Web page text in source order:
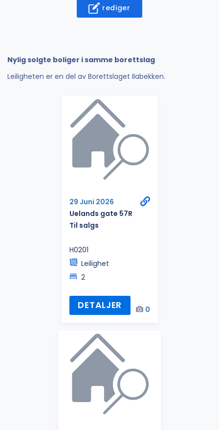
rediger
Nylig solgte boliger i samme borettslag
Leiligheten er en del av Borettslaget Ilabekken.
29 Juni 2026
Uelands gate 57R
Til salgs
H0201
Leilighet
2
DETALJER 0